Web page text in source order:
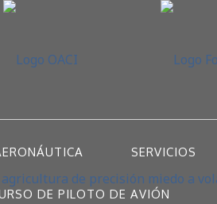
SERVICIOS
DE PILOTO DE AVIÓN